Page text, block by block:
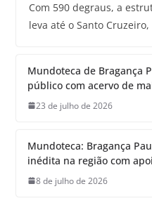
Com 590 degraus, a
leva até o Santo
Mundoteca de Bragança
público com acervo de
23 de julho de 2026
Mundoteca: Bragança
inédita na região com
8 de julho de 2026